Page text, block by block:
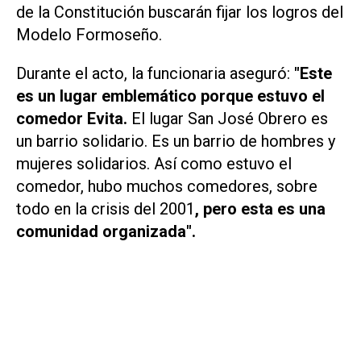
de la Constitución buscarán fijar los logros del
Modelo Formoseño.
Durante el acto, la funcionaria aseguró: "Este
es un lugar emblemático porque estuvo el
comedor Evita. El lugar San José Obrero es
un barrio solidario. Es un barrio de hombres y
mujeres solidarios. Así como estuvo el
comedor, hubo muchos comedores, sobre
todo en la crisis del 2001 , pero esta es una
comunidad organizada".